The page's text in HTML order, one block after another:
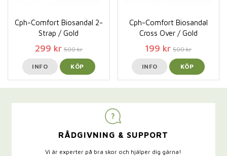
Cph-Comfort Biosandal 2-
Strap / Gold
299 kr 500 kr
INFO KÖP
Cph-Comfort Biosandal
Cross Over / Gold
199 kr 500 kr
INFO KÖP
RÅDGIVNING & SUPPORT
Vi är experter på bra skor och hjälper dig gärna!